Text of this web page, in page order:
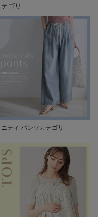
ゴリ
ティ パンツカテゴリ